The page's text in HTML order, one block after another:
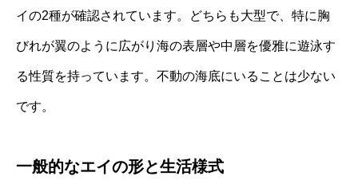
イの2種が確認されています。どちらも大型で、特に胸
びれが翼のように広がり海の表層や中層を優雅に遊泳す
る性質を持っています。不動の海底にいることは少ない
です。
一般的なエイの形と生活様式